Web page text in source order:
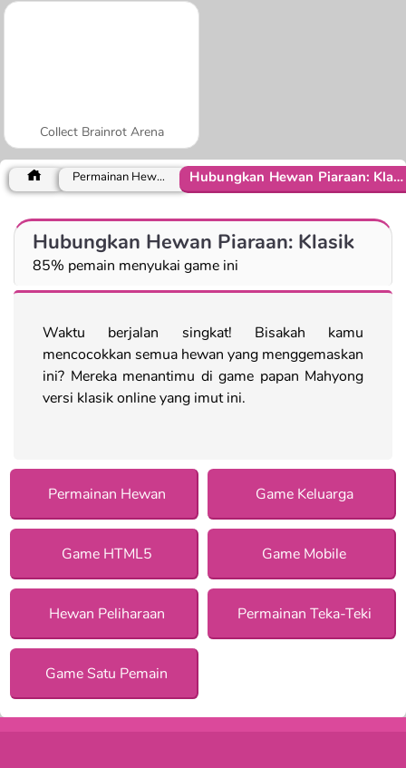
Collect Brainrot Arena
Permainan Hewan Hubungkan Hewan Piaraan: Klasik
Hubungkan Hewan Piaraan: Klasik
85% pemain menyukai game ini
Waktu berjalan singkat! Bisakah kamu
mencocokkan semua hewan yang menggemaskan
ini? Mereka menantimu di game papan Mahyong
versi klasik online yang imut ini.
Permainan Hewan Game Keluarga
Game HTML5 Game Mobile
Hewan Peliharaan Permainan Teka-Teki
Game Satu Pemain